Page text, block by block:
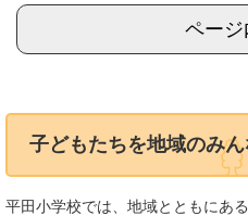
ページ
子どもたちを地域のみ
平田小学校では、地域とともにあ